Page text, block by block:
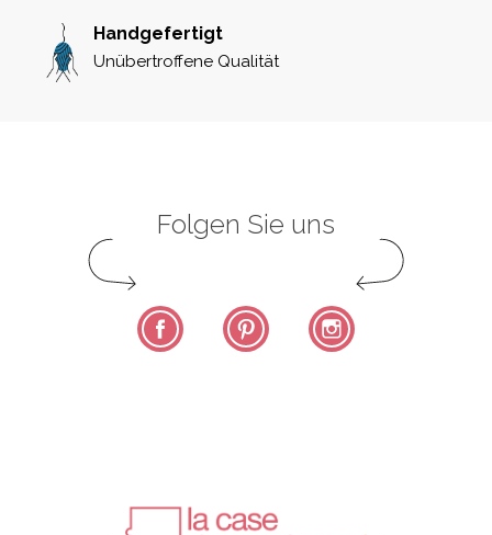
Handgefertigt
Unübertroffene Qualität
Folgen Sie uns
Facebook Pinterest